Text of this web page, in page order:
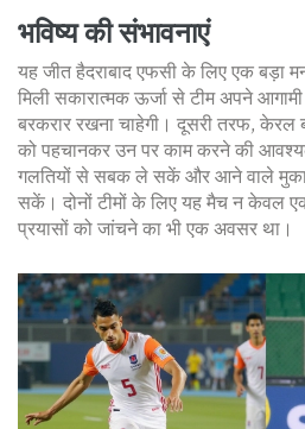
भविष्य की संभावनाएं
यह जीत हैदराबाद एफसी के लिए एक बड़ा
मिली सकारात्मक ऊर्जा से टीम अपने
बरकरार रखना चाहेगी। दूसरी तरफ, केरल
को पहचानकर उन पर काम करने की
गलतियों से सबक ले सकें और आने वाले
सकें। दोनों टीमों के लिए यह मैच न केवल
प्रयासों को जांचने का भी एक अवसर था।